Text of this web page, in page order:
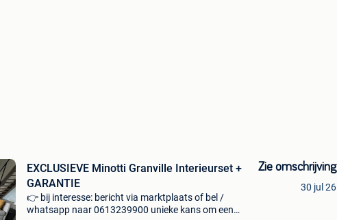
EXCLUSIEVE Minotti Granville Interieurset +
GARANTIE
👉 bij interesse: bericht via marktplaats of bel /
whatsapp naar 0613239900 unieke kans om een
Zie omschrijving
30 jul 26